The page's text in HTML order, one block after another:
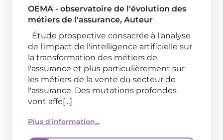
OEMA - observatoire de l'évolution des
métiers de l'assurance, Auteur
Étude prospective consacrée à l'analyse
de l'impact de l'intelligence artificielle sur
la transformation des métiers de
l'assurance et plus particulièrement sur
les métiers de la vente du secteur de
l'assurance. Des mutations profondes
vont affe[...]
Plus d'information...